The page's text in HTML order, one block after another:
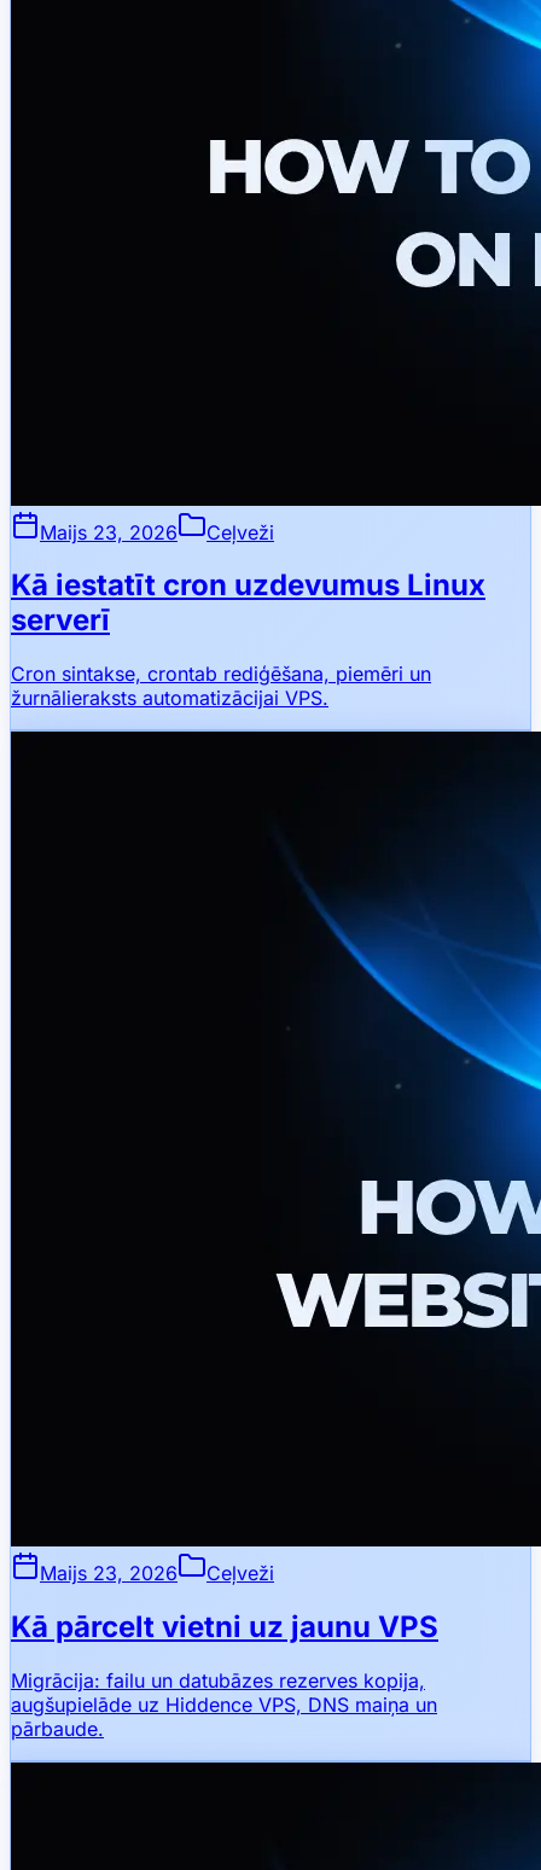
Maijs 23, 2026 Ceļveži
Kā iestatīt cron uzdevumus Linux
serverī
Cron sintakse, crontab rediģēšana, piemēri un
žurnālieraksts automatizācijai VPS.
Maijs 23, 2026 Ceļveži
Kā pārcelt vietni uz jaunu VPS
Migrācija: failu un datubāzes rezerves kopija,
augšupielāde uz Hiddence VPS, DNS maiņa un
pārbaude.